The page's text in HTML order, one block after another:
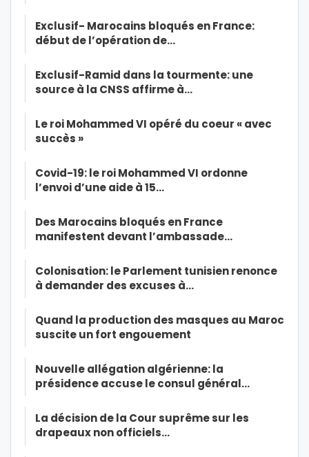
Exclusif- Marocains bloqués en France:
début de l’opération de…
Exclusif-Ramid dans la tourmente: une
source à la CNSS affirme à…
Le roi Mohammed VI opéré du coeur « avec
succès »
Covid-19: le roi Mohammed VI ordonne
l’envoi d’une aide à 15…
Des Marocains bloqués en France
manifestent devant l’ambassade…
Colonisation: le Parlement tunisien renonce
à demander des excuses à…
Quand la production des masques au Maroc
suscite un fort engouement
Nouvelle allégation algérienne: la
présidence accuse le consul général…
La décision de la Cour suprême sur les
drapeaux non officiels…